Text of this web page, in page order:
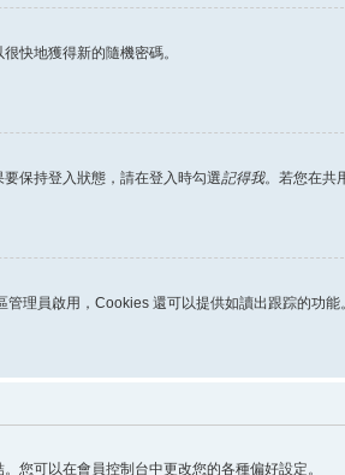
快地獲得新的隨機密碼。
保持登入狀態，請在登入時勾選記得我。若您在共
理員啟用，Cookies 還可以提供如讀出跟踪的功
您可以在會員控制台中更改您的各種偏好設定。